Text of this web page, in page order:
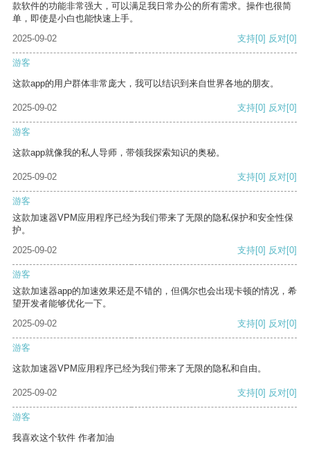
款软件的功能非常强大，可以满足我日常办公的所有需求。操作也很简
单，即使是小白也能快速上手。
2025-09-02
支持[0] 反对[0]
游客
这款app的用户群体非常庞大，我可以结识到来自世界各地的朋友。
2025-09-02 支持[0] 反对[0]
游客
这款app就像我的私人导师，带领我探索知识的奥秘。
2025-09-02 支持[0] 反对[0]
游客
这款加速器VPM应用程序已经为我们带来了无限的隐私保护和安全性保
护。
2025-09-02
支持[0] 反对[0]
游客
这款加速器app的加速效果还是不错的，但偶尔也会出现卡顿的情况，希
望开发者能够优化一下。
2025-09-02
支持[0] 反对[0]
游客
这款加速器VPM应用程序已经为我们带来了无限的隐私和自由。
2025-09-02 支持[0] 反对[0]
游客
我喜欢这个软件 作者加油